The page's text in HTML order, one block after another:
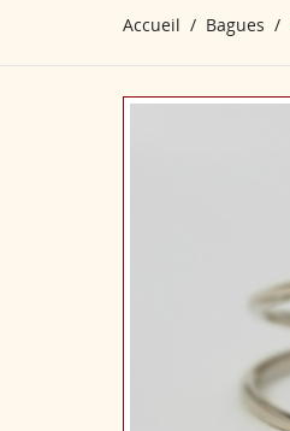
Accueil Bagues